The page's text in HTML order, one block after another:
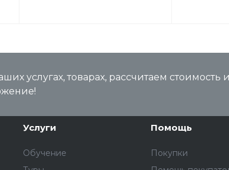
услугах, товарах, рассчитаем стоимость
Услуги
Обучение
Помощь
Покупки